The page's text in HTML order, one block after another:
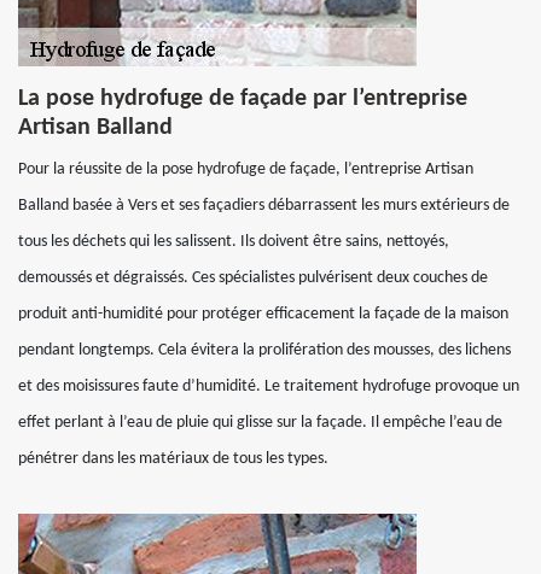
La pose hydrofuge de façade par l’entreprise
Artisan Balland
Pour la réussite de la pose hydrofuge de façade, l’entreprise Artisan
Balland basée à Vers et ses façadiers débarrassent les murs extérieurs de
tous les déchets qui les salissent. Ils doivent être sains, nettoyés,
demoussés et dégraissés. Ces spécialistes pulvérisent deux couches de
produit anti-humidité pour protéger efficacement la façade de la maison
pendant longtemps. Cela évitera la prolifération des mousses, des lichens
et des moisissures faute d’humidité. Le traitement hydrofuge provoque un
effet perlant à l’eau de pluie qui glisse sur la façade. Il empêche l’eau de
pénétrer dans les matériaux de tous les types.